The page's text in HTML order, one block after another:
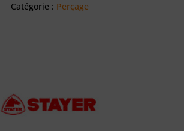
Catégorie : Perçage